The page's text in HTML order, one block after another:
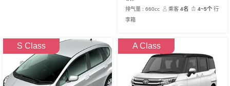
排气量 : 660cc 乘客4名 4~5个行
李箱
S Class A Class